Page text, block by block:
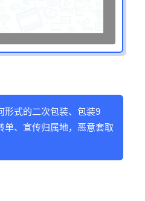
形式的二次包装、包装9
单、宣传归属地，恶意套取